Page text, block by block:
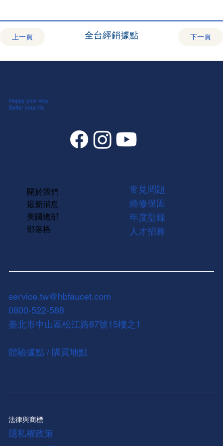
上一頁 全台經銷據點 下一頁
service.tw@hbfaucet.com
0800-522-588
臺北市中山區松江路87號15樓之1
體驗據點 / 購買地點
Happy your way,
Better your life
關於我們
最新消息
美國總部
部落格
常見問題
維修保固
年度型錄
人才招募
法律與商標
隱私權政策